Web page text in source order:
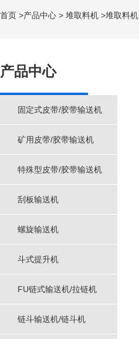
首页 >产品中心 > 堆取料机 >堆取料机
产品中心
固定式皮带/胶带输送机
矿用皮带/胶带输送机
特殊型皮带/胶带输送机
刮板输送机
螺旋输送机
斗式提升机
FU链式输送机/拉链机
链斗输送机/链斗机